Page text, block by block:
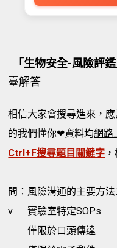
「生物安全-風險評鑑
臺解答
相信大家會搜尋進來，
的我們懂你❤資料均網路
Ctrl+F搜尋題目關鍵字
問：風險溝通的主要方
v
實驗室特定SOPs
僅限於口頭傳達